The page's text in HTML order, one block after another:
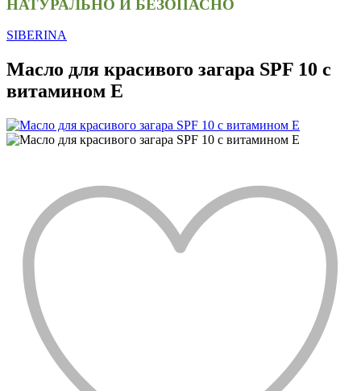
НАТУРАЛЬНО И БЕЗОПАСНО
SIBERINA
Масло для красивого загара SPF 10 с
витамином Е